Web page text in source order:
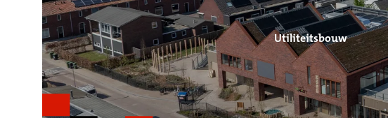
Utiliteitsbouw